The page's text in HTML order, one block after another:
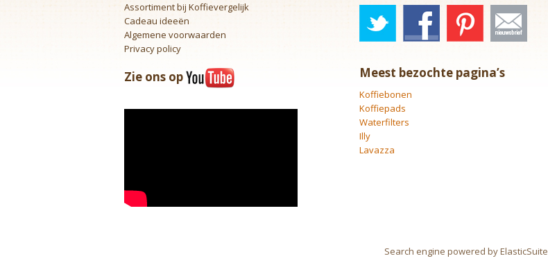
Assortiment bij Koffievergelijk
Cadeau ideeën
Algemene voorwaarden
Privacy policy
Zie ons op Meest bezochte pagina’s
Koffiebonen
Koffiepads
Waterfilters
Illy
Lavazza
Search engine powered byElasticSuite